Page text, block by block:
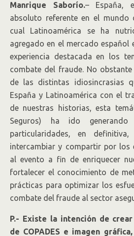
Manrique Saborío.– España,
absoluto referente en el
cual Latinoamérica se ha
agregado en el mercado español
experiencia destacada en los
combate del fraude. No
de las distintas idiosincrasias
España y Latinoamérica con el
de nuestras historias, esta
Seguros) ha ido generando
particularidades, en
intercambiar y compartir por los
al evento a fin de enriquecer
fortalecer el conocimiento de
prácticas para optimizar los
combate del fraude al sector
P.- Existe la intención de
de COPADES e imagen